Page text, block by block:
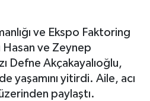
ve Ekspo Faktoring
Hasan ve Zeynep
Defne Akçakayalıoğlu,
yaşamını yitirdi. Aile, acı
paylaştı.